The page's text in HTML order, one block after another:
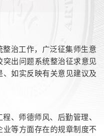
治工作，广泛征集师生意
突出问题系统整治征求意见
如实反映有关意见建议及
、师德师风、后勤管理、
等方面存在的规章制度不